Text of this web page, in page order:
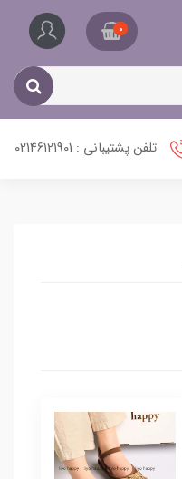
0
تلفن پشتیبانی : 02146121901